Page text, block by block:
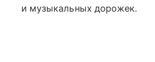
и музыкальных дорожек.